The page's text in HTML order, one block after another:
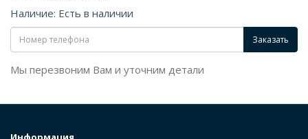
Наличие: Есть в наличии
Заказать
Мы перезвоним Вам и уточним детали